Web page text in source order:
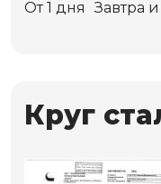
От 1 дня
Завтра
Круг